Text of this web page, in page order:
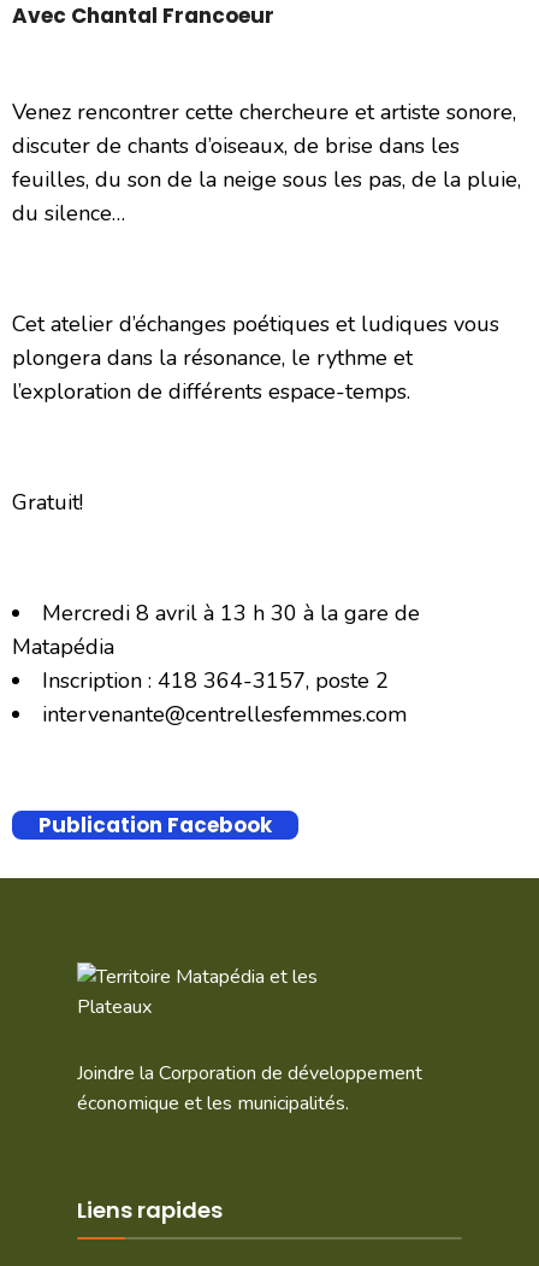
Avec Chantal Francoeur
Venez rencontrer cette chercheure et artiste sonore,
discuter de chants d’oiseaux, de brise dans les
feuilles, du son de la neige sous les pas, de la pluie,
du silence…
Cet atelier d’échanges poétiques et ludiques vous
plongera dans la résonance, le rythme et
l’exploration de différents espace-temps.
Gratuit!
Mercredi 8 avril à 13 h 30 à la gare de
Matapédia
Inscription : 418 364-3157, poste 2
intervenante@centrellesfemmes.com
Publication Facebook
Joindre la Corporation de développement
économique et les municipalités.
Liens rapides